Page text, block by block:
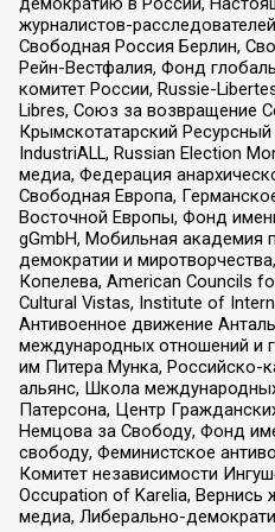
журналистов-
Свободная Россия Берлин,
Рейн-Вестфалия, Фонд
комитет России, Russie-
Libres, Союз за возвращение
Крымскотатарский
IndustriALL, Russian Election
медиа, Федерация
Свободная Европа,
Восточной Европы, Фонд
gGmbH, Мобильная академия
демократии и
Копелева, American Councils
Cultural Vistas, Institute of
Антивоенное движение
международных отношений и
им Питера Мунка, Российско-
альянс, Школа
Патерсона, Центр
Немцова за Свободу, Фонд
свободу, Феминистское
Комитет независимости
Occupation of Karelia,
медиа, Либерально-